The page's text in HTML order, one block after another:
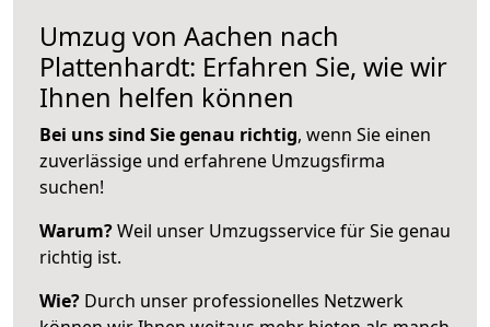
Umzug von Aachen nach
Plattenhardt: Erfahren Sie, wie wir
Ihnen helfen können
Bei uns sind Sie genau richtig, wenn Sie einen
zuverlässige und erfahrene Umzugsfirma
suchen!
Warum?Weil unser Umzugsservice für Sie genau
richtig ist.
Wie? Durch unser professionelles Netzwerk